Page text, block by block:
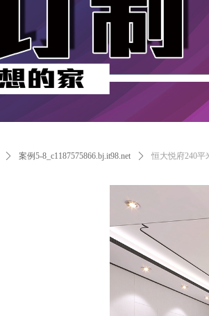
ꄲ 案例5-8_c1187575866.bj.it98.net ꄲ 恒大悦府240平